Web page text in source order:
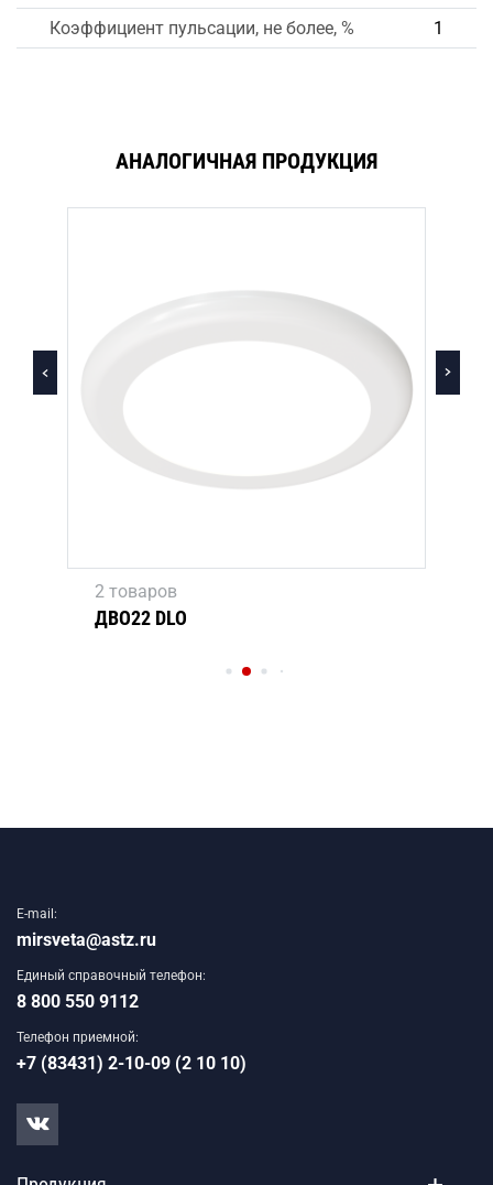
Коэффициент пульсации, не более, %
1
АНАЛОГИЧНАЯ ПРОДУКЦИЯ
2 товаров
ДВО22 DLO
E-mail:
mirsveta@astz.ru
Единый справочный телефон:
8 800 550 9112
Телефон приемной:
+7 (83431) 2-10-09 (2 10 10)